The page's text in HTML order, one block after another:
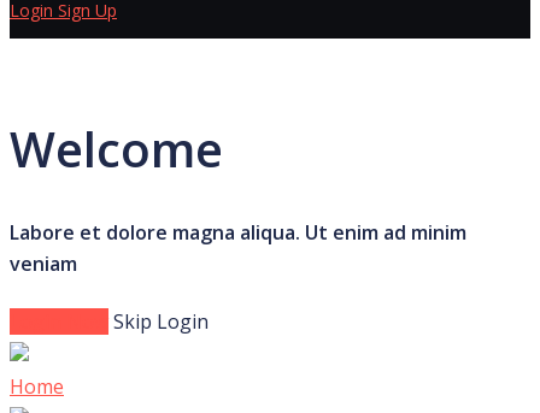
Login Sign Up
Welcome
Labore et dolore magna aliqua. Ut enim ad minim
veniam
Skip Login
Home